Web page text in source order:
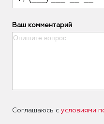
Ваш комментарий
Соглашаюсь с условиями